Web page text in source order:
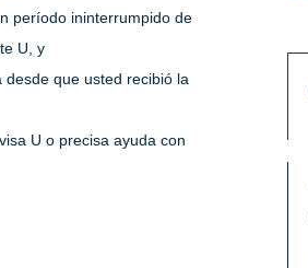
período ininterrumpido de
U, y
que usted recibió la
U o precisa ayuda con